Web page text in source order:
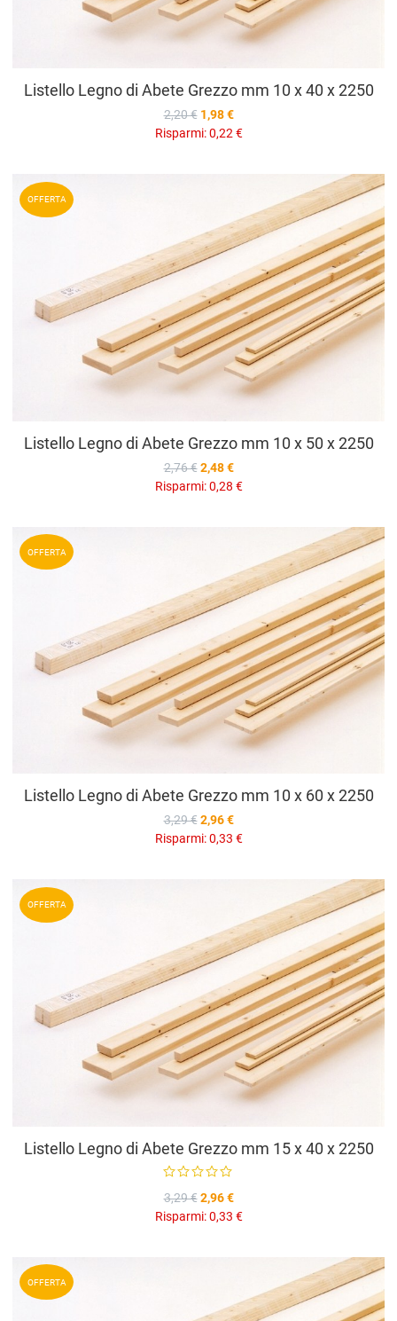
Listello Legno di Abete Grezzo mm 10 x 40 x 2250
2,20 € 1,98 €
Risparmi:0,22 €
OFFERTA
Listello Legno di Abete Grezzo mm 10 x 50 x 2250
2,76 € 2,48 €
Risparmi:0,28 €
OFFERTA
Listello Legno di Abete Grezzo mm 10 x 60 x 2250
3,29 € 2,96 €
Risparmi:0,33 €
OFFERTA
Listello Legno di Abete Grezzo mm 15 x 40 x 2250
3,29 € 2,96 €
Risparmi:0,33 €
OFFERTA